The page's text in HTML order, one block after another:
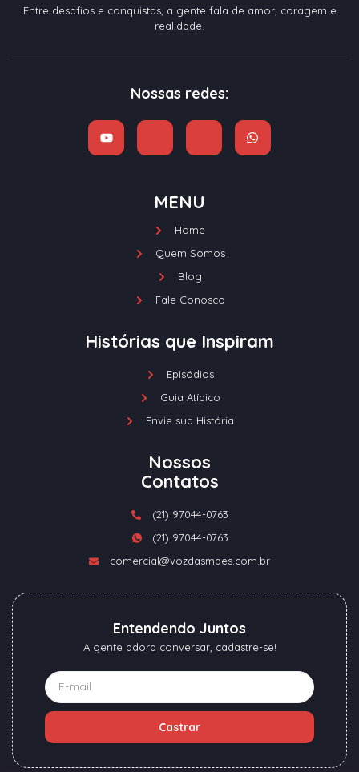
Entre desafios e conquistas, a gente fala de amor, coragem e
realidade.
Nossas redes:
MENU
Home
Quem Somos
Blog
Fale Conosco
Histórias que Inspiram
Episódios
Guia Atípico
Envie sua História
Nossos
Contatos
(21) 97044-0763
(21) 97044-0763
comercial@vozdasmaes.com.br
Entendendo Juntos
A gente adora conversar, cadastre-se!
Castrar